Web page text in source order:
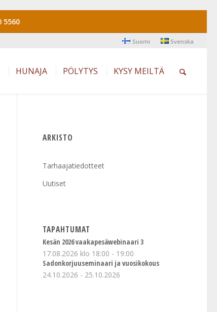
Suomi Svenska
HUNAJA PÖLYTYS KYSY MEILTÄ
ARKISTO
Tarhaajatiedotteet
Uutiset
TAPAHTUMAT
Kesän 2026 vaakapesäwebinaari 3
17.08.2026 klo 18:00 - 19:00
Sadonkorjuuseminaari ja vuosikokous
24.10.2026 - 25.10.2026